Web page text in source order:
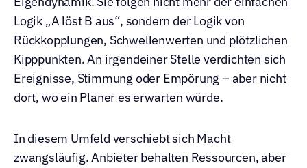
Logik „A löst B aus“, sondern der Logik von
Rückkopplungen, Schwellenwerten und plötzlichen
Kipppunkten. An irgendeiner Stelle verdichten sich
Ereignisse, Stimmung oder Empörung – aber nicht
dort, wo ein Planer es erwarten würde.
In diesem Umfeld verschiebt sich Macht
zwangsläufig. Anbieter behalten Ressourcen, aber